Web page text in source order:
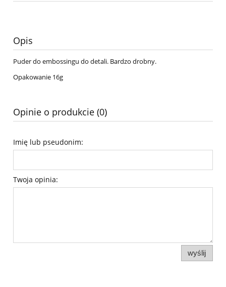
Opis
Puder do embossingu do detali. Bardzo drobny.
Opakowanie 16g
Opinie o produkcie (0)
Imię lub pseudonim:
Twoja opinia:
wyślij